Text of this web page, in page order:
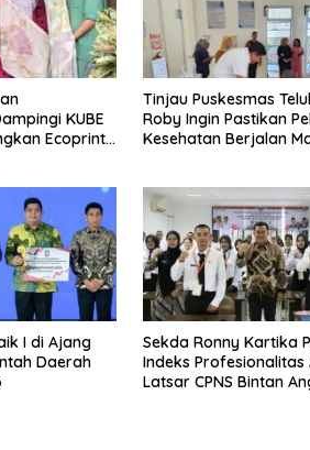
KUBE
Ecoprint
Tinjau Puskesmas
Roby Ingin Pastikan
Kesehatan Berjalan
I di Ajang
Daerah
Sekda Ronny Kartika
Indeks Profesionalitas
Latsar CPNS Bintan